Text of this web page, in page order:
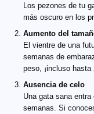
Los pezones de tu
más oscuro en los
Aumento del
El vientre de una
semanas de
peso, ¡incluso
Ausencia de celo
Una gata sana entra
semanas. Si